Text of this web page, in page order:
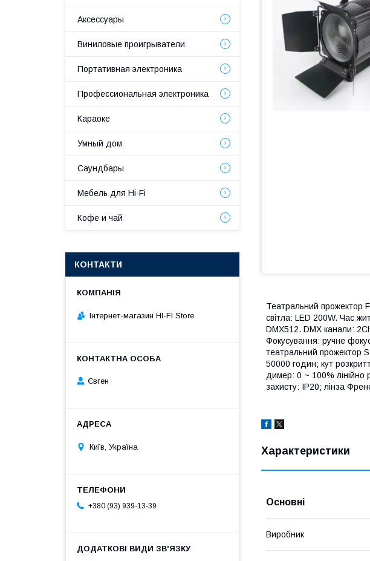
Театральний прожектор
світла: LED 200W. Час
DMX512. DMX канали:
Фокусування: ручне
театральний прожектор
50000 годин; кут
димер: 0 ~ 100% лінійно
захисту: IP20; лінза
Характеристики
Основні
Виробник
Аксессуары
Виниловые проигрыватели
Портативная электроника
Профессиональная электроника
Караоке
Умный дом
Саундбары
Мебель для Hi-Fi
Кофе и чай
КОНТАКТИ
Інтернет-магазин HI-FI Store
Євген
Київ, Україна
+380 (93) 939-13-39